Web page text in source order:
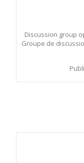
Discussion group
Groupe de